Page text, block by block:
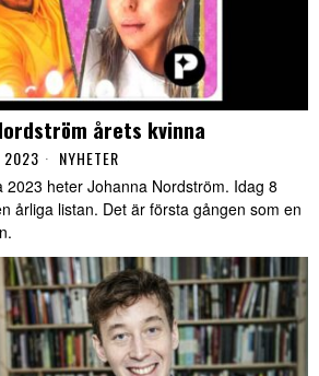
årets kvinna
2023 NYHETER
2023 heter Johanna Nordström. Idag 8
årliga listan. Det är första gången som en